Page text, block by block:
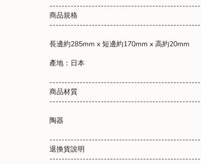
of
{{
quantity
}}",
"maximum_of"=>"Maximum
of
{{
}}"}
商品規格
長邊約285mm x 短邊約170mm x 高約20mm
產地：日本
商品材質
陶器
退換貨說明